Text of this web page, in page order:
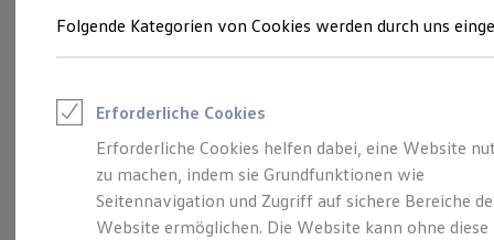
Junge Gebrauchtwagen und Gebrauchtwagen
Saisonangebote
Leasing
Leasing-Angebote
Gebrauchtwagen Leasing
Junge Gebrauchtwagen-Leasing
Elektroauto Leasing
Gepflegt, geprüft und
Folgende Kategorien von Cookies werden durch uns
Erforderliche Cookies
Erforderliche Cookies helfen dabei, eine Website
zu machen, indem sie Grundfunktionen wie
Seitennavigation und Zugriff auf sichere Bereiche
Website ermöglichen. Die Website kann ohne diese